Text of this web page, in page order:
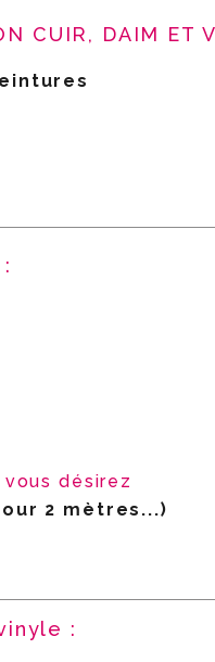
CUIR, DAIM ET
désirez
2 mètres...)
: